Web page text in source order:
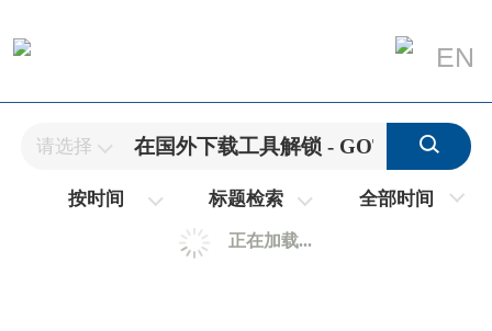
EN
请选择
按时间 标题检索 全部时间
正在加载...